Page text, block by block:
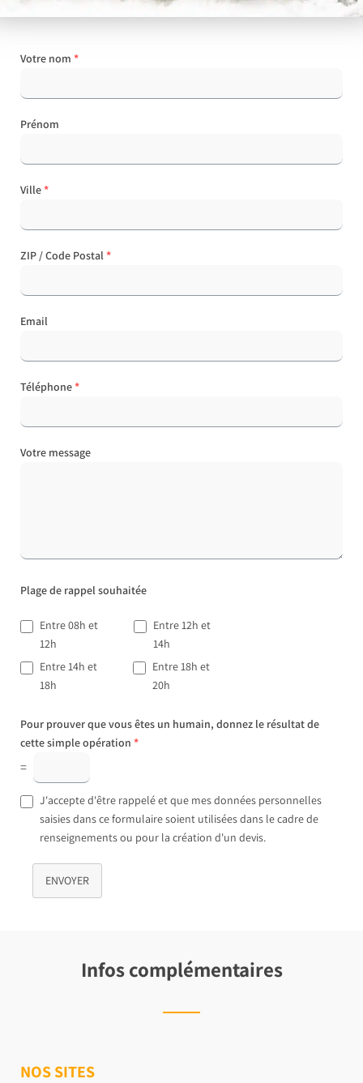
Votre nom *
Prénom
Ville*
ZIP / Code Postal*
Email
Téléphone*
Votre message
Plage de rappel souhaitée
Entre 08h et
12h
Entre 12h et
14h
Entre 14h et
18h
Entre 18h et
20h
Pour prouver que vous êtes un humain, donnez le résultat de
cette simple opération *
=
J'accepte d'être rappelé et que mes données personnelles
saisies dans ce formulaire soient utilisées dans le cadre de
renseignements ou pour la création d'un devis.
ENVOYER
Infos complémentaires
NOS SITES